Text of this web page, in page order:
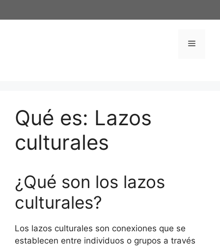
al
Menú
Qué es: Lazos
culturales
¿Qué son los lazos
culturales?
Los lazos culturales son conexiones que se
establecen entre individuos o grupos a través